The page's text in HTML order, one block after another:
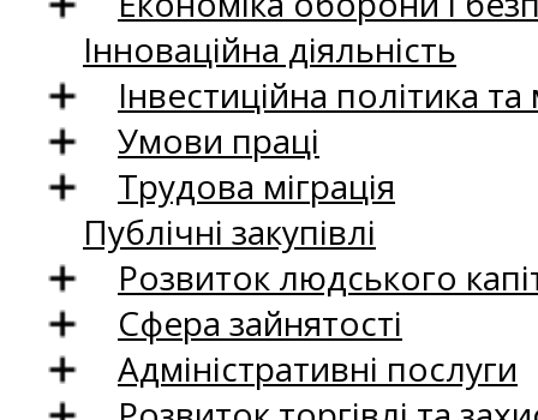
Інноваційна діяльність
Інвестиційна політика
Умови праці
Трудова міграція
Публічні закупівлі
Розвиток людського
Сфера зайнятості
Адміністративні послуги